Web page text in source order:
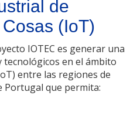
de
(IoT)
IOTEC es generar una
tecnológicos en el ámbito
entre las regiones de
Portugal que permita: